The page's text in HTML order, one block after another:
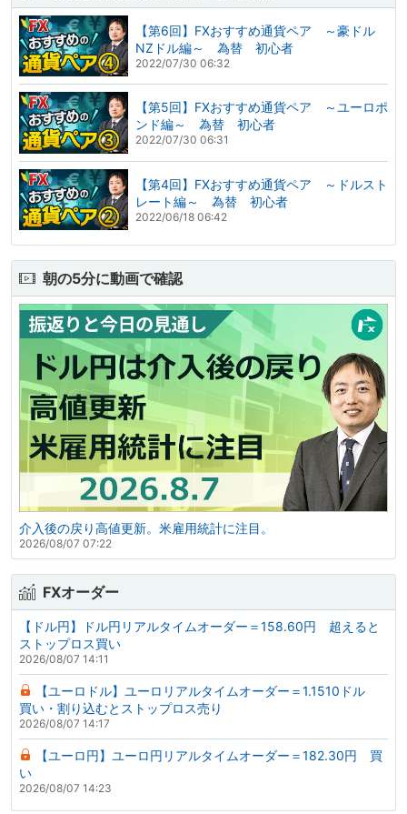
【第6回】FXおすすめ通貨ペア ～豪ドル
NZドル編～ 為替 初心者
2022/07/30 06:32
【第5回】FXおすすめ通貨ペア ～ユーロポ
ンド編～ 為替 初心者
2022/07/30 06:31
【第4回】FXおすすめ通貨ペア ～ドルスト
レート編～ 為替 初心者
2022/06/18 06:42
朝の5分に動画で確認
介入後の戻り高値更新。米雇用統計に注目。
2026/08/07 07:22
FXオーダー
【ドル円】ドル円リアルタイムオーダー＝158.60円 超えると
ストップロス買い
2026/08/07 14:11
【ユーロドル】ユーロリアルタイムオーダー＝1.1510ドル
買い・割り込むとストップロス売り
2026/08/07 14:17
【ユーロ円】ユーロ円リアルタイムオーダー＝182.30円 買
い
2026/08/07 14:23